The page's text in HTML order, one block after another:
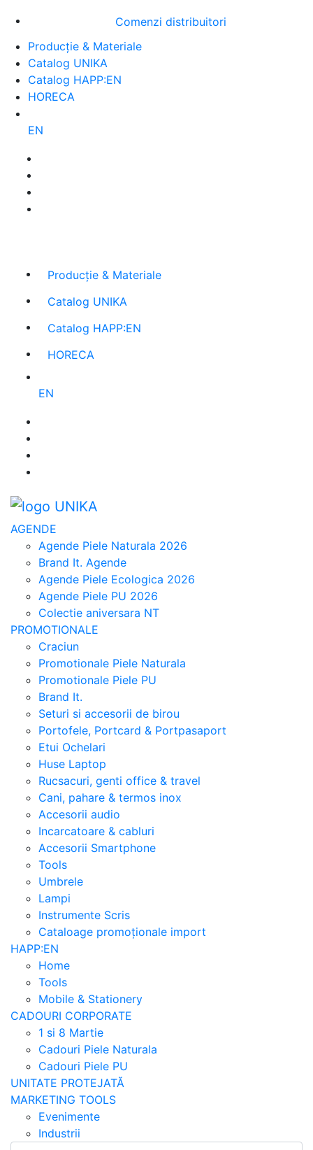
Comenzi distribuitori
Producție & Materiale
Catalog UNIKA
Catalog HAPP:EN
HORECA
EN
Producție & Materiale
Catalog UNIKA
Catalog HAPP:EN
HORECA
EN
AGENDE
Agende Piele Naturala 2026
Brand It. Agende
Agende Piele Ecologica 2026
Agende Piele PU 2026
Colectie aniversara NT
PROMOTIONALE
Craciun
Promotionale Piele Naturala
Promotionale Piele PU
Brand It.
Seturi si accesorii de birou
Portofele, Portcard & Portpasaport
Etui Ochelari
Huse Laptop
Rucsacuri, genti office & travel
Cani, pahare & termos inox
Accesorii audio
Incarcatoare & cabluri
Accesorii Smartphone
Tools
Umbrele
Lampi
Instrumente Scris
Cataloage promoționale import
HAPP:EN
Home
Tools
Mobile & Stationery
CADOURI CORPORATE
1 si 8 Martie
Cadouri Piele Naturala
Cadouri Piele PU
UNITATE PROTEJATĂ
MARKETING TOOLS
Evenimente
Industrii